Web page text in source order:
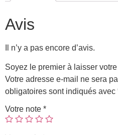
Avis
Il n’y a pas encore d’avis.
Soyez le premier à laisser
Votre adresse e-mail ne sera
obligatoires sont indiqués avec
Votre note *